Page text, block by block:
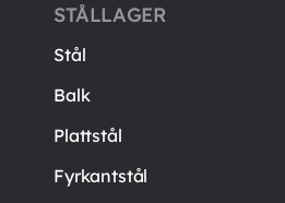
STÅLLAGER
Stål
Balk
Plattstål
Fyrkantstål